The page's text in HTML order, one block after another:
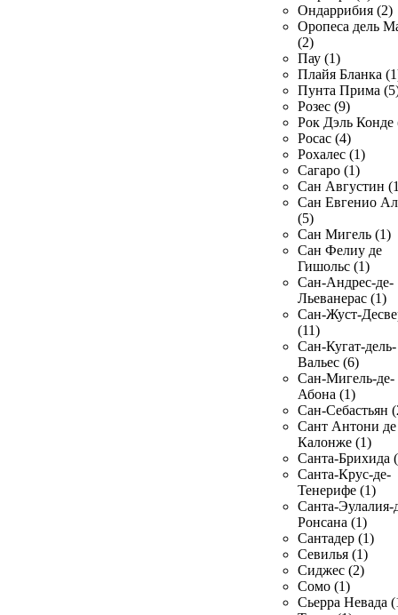
Ондаррибия (2)
Оропеса дель
(2)
Пау (1)
Плайя Бланка
Пунта Прима
Розес (9)
Рок Дэль Конде
Росас (4)
Рохалес (1)
Сагаро (1)
Сан Августин
Сан Евгенио
(5)
Сан Мигель (1)
Сан Фелиу де
Гишольс (1)
Сан-Андрес-де-
Льеванерас (1)
Сан-Жуст-
(11)
Сан-Кугат-дель-
Вальес (6)
Сан-Мигель-де-
Абона (1)
Сан-Себастьян
Сант Антони де
Калонже (1)
Санта-Брихида
Санта-Крус-де-
Тенерифе (1)
Санта-Эулалия-
Ронсана (1)
Сантадер (1)
Севилья (1)
Сиджес (2)
Сомо (1)
Сьерра Невада